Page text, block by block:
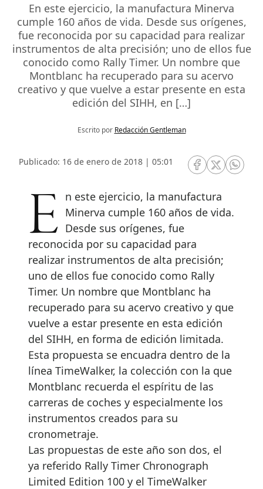
En este ejercicio, la manufactura Minerva
cumple 160 años de vida. Desde sus orígenes,
fue reconocida por su capacidad para realizar
instrumentos de alta precisión; uno de ellos fue
conocido como Rally Timer. Un nombre que
Montblanc ha recuperado para su acervo
creativo y que vuelve a estar presente en esta
edición del SIHH, en […]
Escrito por Redacción Gentleman
Publicado: 16 de enero de 2018 | 05:01
RRSS Facebook
RRSSRRSS
En este ejercicio, la manufactura Minerva cumple 160 años de vida.
Desde sus orígenes, fue
reconocida por su capacidad para
realizar instrumentos de alta precisión;
uno de ellos fue conocido como Rally
Timer. Un nombre que Montblanc ha
recuperado para su acervo creativo y que
vuelve a estar presente en esta edición
del SIHH, en forma de edición limitada.
Esta propuesta se encuadra dentro de la
línea TimeWalker, la colección con la que
Montblanc recuerda el espíritu de las
carreras de coches y especialmente los
instrumentos creados para su
cronometraje.
Las propuestas de este año son dos, el
ya referido Rally Timer Chronograph
Limited Edition 100 y el TimeWalker